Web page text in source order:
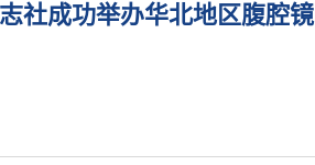
社成功举办华北地区腹腔镜